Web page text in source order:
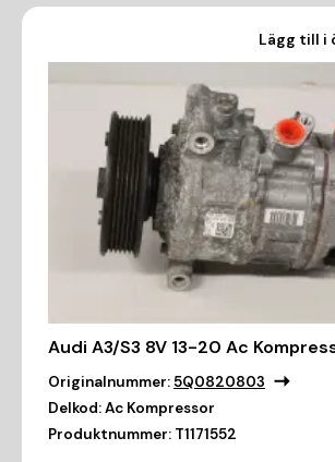
Lägg till i
Audi A3/S3 8V 13-20 Ac
Originalnummer:5Q0820803
Delkod:Ac Kompressor
Produktnummer: T1171552